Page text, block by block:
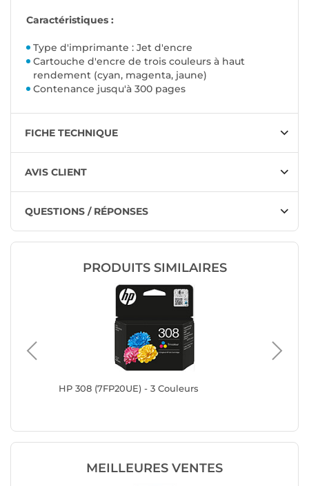
Caractéristiques :
Type d'imprimante : Jet d'encre
Cartouche d'encre de trois couleurs à haut
rendement (cyan, magenta, jaune)
Contenance jusqu'à 300 pages
FICHE TECHNIQUE
AVIS CLIENT
QUESTIONS / RÉPONSES
PRODUITS SIMILAIRES
HP 308 (7FP20UE) - 3 Couleurs
MEILLEURES VENTES